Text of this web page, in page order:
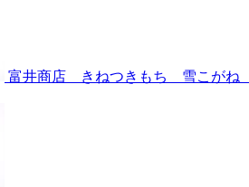
富井商店 きねつきもち 雪こが